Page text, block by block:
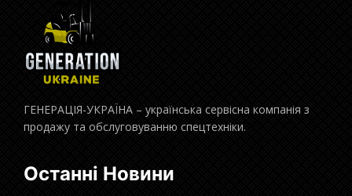
ГЕНЕРАЦІЯ-УКРАЇНА – українська сервісна компанія з
продажу та обслуговуванню спецтехніки.
Останні Новини